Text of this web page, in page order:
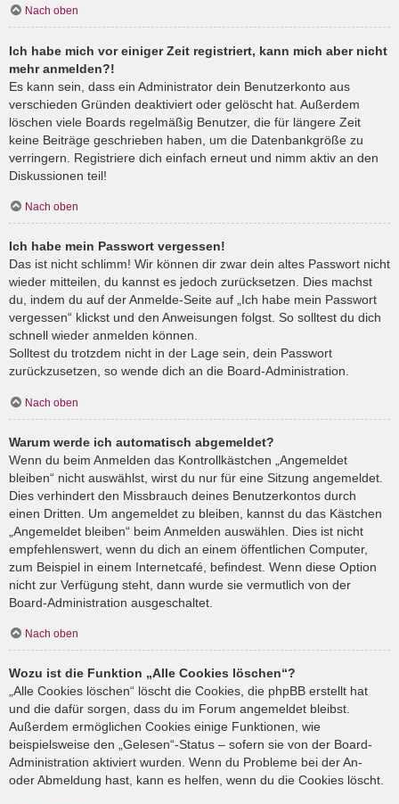
Nach oben
Ich habe mich vor einiger Zeit registriert, kann mich aber nicht
mehr anmelden?!
Es kann sein, dass ein Administrator dein Benutzerkonto aus
verschieden Gründen deaktiviert oder gelöscht hat. Außerdem
löschen viele Boards regelmäßig Benutzer, die für längere Zeit
keine Beiträge geschrieben haben, um die Datenbankgröße zu
verringern. Registriere dich einfach erneut und nimm aktiv an den
Diskussionen teil!
Nach oben
Ich habe mein Passwort vergessen!
Das ist nicht schlimm! Wir können dir zwar dein altes Passwort nicht
wieder mitteilen, du kannst es jedoch zurücksetzen. Dies machst
du, indem du auf der Anmelde-Seite auf „Ich habe mein Passwort
vergessen“ klickst und den Anweisungen folgst. So solltest du dich
schnell wieder anmelden können.
Solltest du trotzdem nicht in der Lage sein, dein Passwort
zurückzusetzen, so wende dich an die Board-Administration.
Nach oben
Warum werde ich automatisch abgemeldet?
Wenn du beim Anmelden das Kontrollkästchen „Angemeldet
bleiben“ nicht auswählst, wirst du nur für eine Sitzung angemeldet.
Dies verhindert den Missbrauch deines Benutzerkontos durch
einen Dritten. Um angemeldet zu bleiben, kannst du das Kästchen
„Angemeldet bleiben“ beim Anmelden auswählen. Dies ist nicht
empfehlenswert, wenn du dich an einem öffentlichen Computer,
zum Beispiel in einem Internetcafé, befindest. Wenn diese Option
nicht zur Verfügung steht, dann wurde sie vermutlich von der
Board-Administration ausgeschaltet.
Nach oben
Wozu ist die Funktion „Alle Cookies löschen“?
„Alle Cookies löschen“ löscht die Cookies, die phpBB erstellt hat
und die dafür sorgen, dass du im Forum angemeldet bleibst.
Außerdem ermöglichen Cookies einige Funktionen, wie
beispielsweise den „Gelesen“-Status – sofern sie von der Board-
Administration aktiviert wurden. Wenn du Probleme bei der An-
oder Abmeldung hast, kann es helfen, wenn du die Cookies löscht.